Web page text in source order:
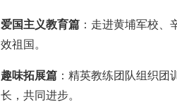
爱国主义教育篇：走进黄埔军校、
效祖国。
趣味拓展篇：精英教练团队组织团
长，共同进步。